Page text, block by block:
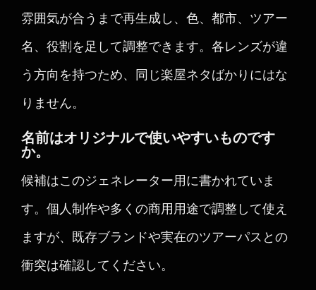
雰囲気が合うまで再生成し、色、都市、ツアー
名、役割を足して調整できます。各レンズが違
う方向を持つため、同じ楽屋ネタばかりにはな
りません。
名前はオリジナルで使いやすいものです
か。
候補はこのジェネレーター用に書かれていま
す。個人制作や多くの商用用途で調整して使え
ますが、既存ブランドや実在のツアーパスとの
衝突は確認してください。